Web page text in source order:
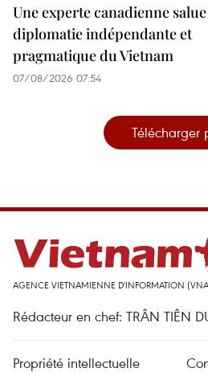
Une experte canadienne
diplomatie indépendante et
pragmatique du Vietnam
07/08/2026 07:54
Télécharger
AGENCE VIETNAMIENNE D'INFORMATION
Rédacteur en chef: TRÂN TIÊN
Propriété intellectuelle